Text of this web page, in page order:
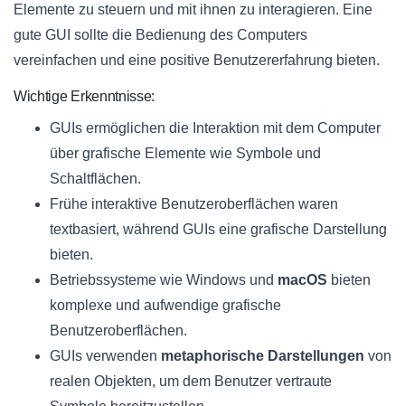
Elemente zu steuern und mit ihnen zu interagieren. Eine
gute GUI sollte die Bedienung des Computers
vereinfachen und eine positive Benutzererfahrung bieten.
Wichtige Erkenntnisse:
GUIs ermöglichen die Interaktion mit dem Computer
über grafische Elemente wie Symbole und
Schaltflächen.
Frühe interaktive Benutzeroberflächen waren
textbasiert, während GUIs eine grafische Darstellung
bieten.
Betriebssysteme wie Windows und macOS bieten
komplexe und aufwendige grafische
Benutzeroberflächen.
GUIs verwenden metaphorische Darstellungen von
realen Objekten, um dem Benutzer vertraute